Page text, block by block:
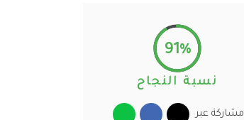
91%
نسبة النجاح
مشاركة عبر